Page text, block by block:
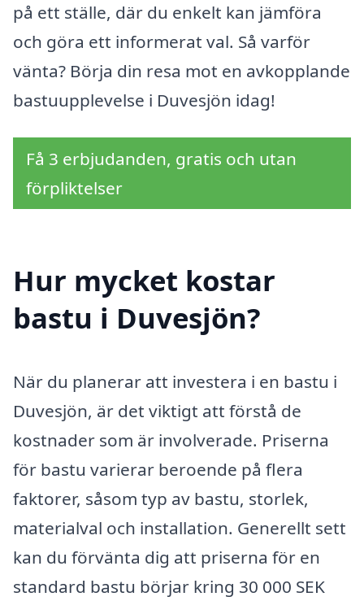
på ett ställe, där du enkelt kan jämföra
och göra ett informerat val. Så varför
vänta? Börja din resa mot en avkopplande
bastuupplevelse i Duvesjön idag!
Få 3 erbjudanden, gratis och utan
förpliktelser
Hur mycket kostar
bastu i Duvesjön?
När du planerar att investera i en bastu i
Duvesjön, är det viktigt att förstå de
kostnader som är involverade. Priserna
för bastu varierar beroende på flera
faktorer, såsom typ av bastu, storlek,
materialval och installation. Generellt sett
kan du förvänta dig att priserna för en
standard bastu börjar kring 30 000 SEK